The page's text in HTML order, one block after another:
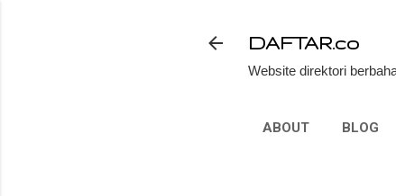
DAFTAR.co
Website direktori
ABOUT BLOG